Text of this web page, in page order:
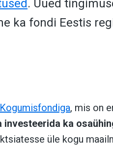
. Uued
ka fondi Eestis
, mis on
investeerida ka
üle kogu